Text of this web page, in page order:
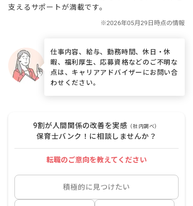
支えるサポートが満載です。
仕事内容、給与、勤務時間、休日・休
暇、福利厚生、応募資格などのご不明な
点は、キャリアアドバイザーにお問い合
わせください。
9割が人間関係の改善を実感 （社内調べ）
保育士バンク！に相談しませんか？
転職のご意向を教えてください
積極的に見つけたい